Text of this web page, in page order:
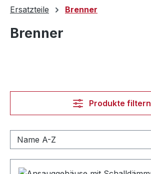
Ersatzteile Brenner
Brenner
Produkte filtern